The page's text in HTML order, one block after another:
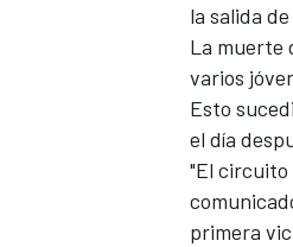
la salida
La muerte
varios
Esto
el día
"El circuito
primera